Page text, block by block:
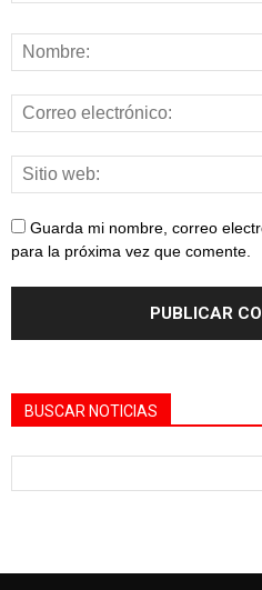
Guarda mi nombre, correo
para la próxima vez que comente.
BUSCAR NOTICIAS